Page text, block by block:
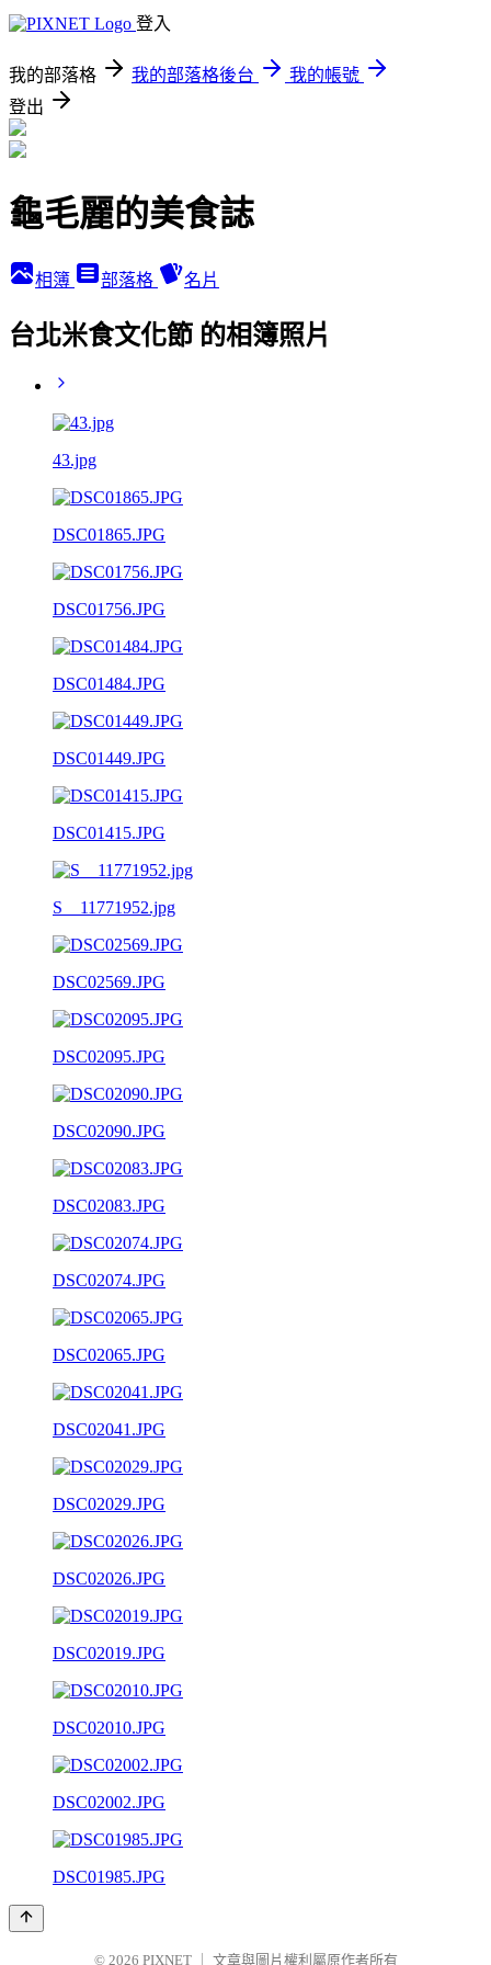
登入
我的部落格 我的部落格後台
我的帳號
登出
龜毛麗的美食誌
相簿 部落格 名片
台北米食文化節 的相簿照片
43.jpg
DSC01865.JPG
DSC01756.JPG
DSC01484.JPG
DSC01449.JPG
DSC01415.JPG
S__11771952.jpg
DSC02569.JPG
DSC02095.JPG
DSC02090.JPG
DSC02083.JPG
DSC02074.JPG
DSC02065.JPG
DSC02041.JPG
DSC02029.JPG
DSC02026.JPG
DSC02019.JPG
DSC02010.JPG
DSC02002.JPG
DSC01985.JPG
© 2026 PIXNET 文章與圖片權利屬原作者所有